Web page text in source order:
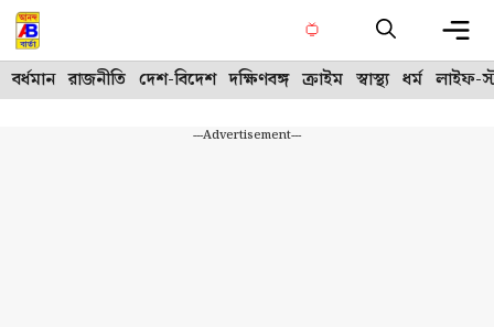
Skip
to
content
বর্ধমান রাজনীতি দেশ-বিদেশ দক্ষিণবঙ্গ ক্রাইম স্বাস্থ্য ধর্ম লাইফ-
---Advertisement---